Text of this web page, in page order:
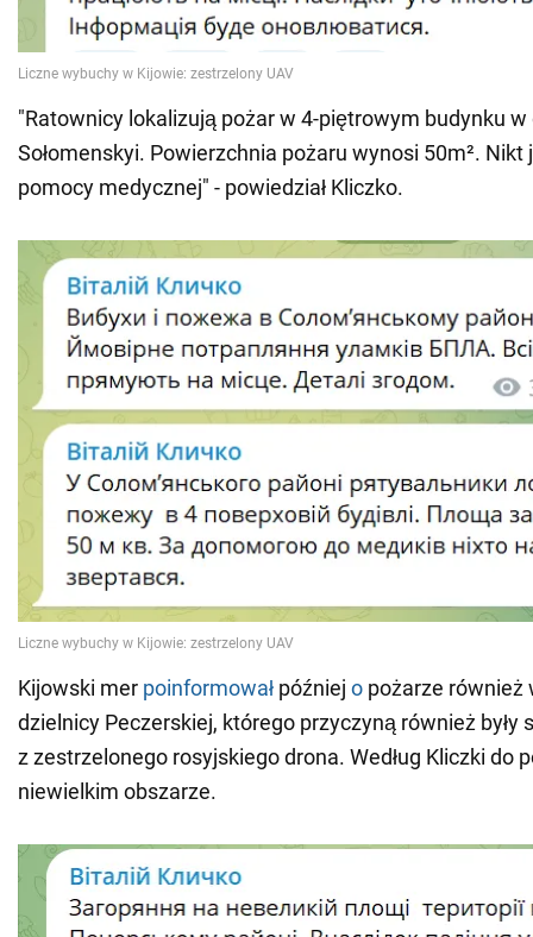
"Ratownicy lokalizują pożar w 4-piętrowym budynku w
Sołomenskyi. Powierzchnia pożaru wynosi 50m². Nikt
pomocy medycznej" - powiedział Kliczko.
Kijowski mer poinformował później o pożarze również
dzielnicy Peczerskiej, którego przyczyną również były
z zestrzelonego rosyjskiego drona. Według Kliczki do
niewielkim obszarze.